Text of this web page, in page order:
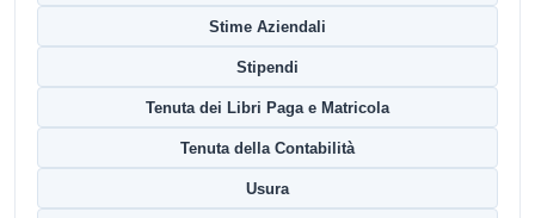
Stime Aziendali
Stipendi
Tenuta dei Libri Paga e Matricola
Tenuta della Contabilità
Usura